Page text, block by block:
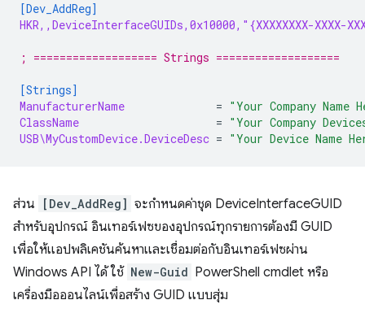
[Dev_AddReg]
HKR,,DeviceInterfaceGUIDs,0x10000,"{XXXXXXXX-XXXX-
; =================== Strings ===================
[Strings]
ManufacturerName
= "Your Company Name
ClassName
= "Your Company
USB\MyCustomDevice.DeviceDesc = "Your Device Name
ส่วน [Dev_AddReg] จะกำหนดค่าชุด DeviceInterfaceGUID
สำหรับอุปกรณ์ อินเทอร์เฟซของอุปกรณ์ทุกรายการต้องมี GUID
เพื่อให้แอปพลิเคชันค้นหาและเชื่อมต่อกับอินเทอร์เฟซผ่าน
Windows API ได้ ใช้ New-Guid PowerShell cmdlet หรือ
เครื่องมือออนไลน์เพื่อสร้าง GUID แบบสุ่ม